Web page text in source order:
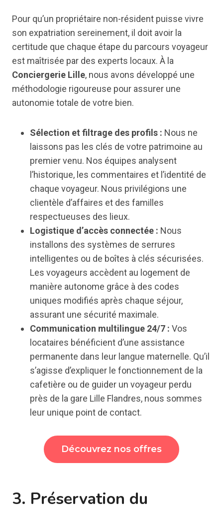
Pour qu’un propriétaire non-résident puisse vivre
son expatriation sereinement, il doit avoir la
certitude que chaque étape du parcours voyageur
est maîtrisée par des experts locaux. À la
Conciergerie Lille, nous avons développé une
méthodologie rigoureuse pour assurer une
autonomie totale de votre bien.
Sélection et filtrage des profils : Nous ne
laissons pas les clés de votre patrimoine au
premier venu. Nos équipes analysent
l’historique, les commentaires et l’identité de
chaque voyageur. Nous privilégions une
clientèle d’affaires et des familles
respectueuses des lieux.
Logistique d’accès connectée : Nous
installons des systèmes de serrures
intelligentes ou de boîtes à clés sécurisées.
Les voyageurs accèdent au logement de
manière autonome grâce à des codes
uniques modifiés après chaque séjour,
assurant une sécurité maximale.
Communication multilingue 24/7 : Vos
locataires bénéficient d’une assistance
permanente dans leur langue maternelle. Qu’il
s’agisse d’expliquer le fonctionnement de la
cafetière ou de guider un voyageur perdu
près de la gare Lille Flandres, nous sommes
leur unique point de contact.
Découvrez nos offres
3. Préservation du